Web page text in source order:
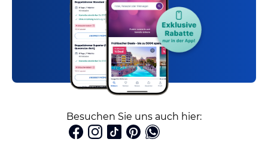
Besuchen Sie uns auch hier: